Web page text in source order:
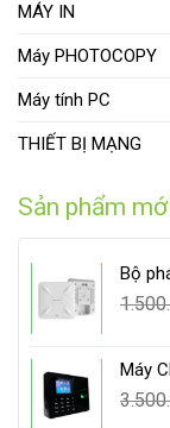
MÁY IN
Máy PHOTOCOPY
Máy tính PC
THIẾT BỊ MẠNG
Sản phẩm
Bộ
Máy